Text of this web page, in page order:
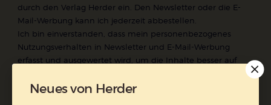
durch den Verlag Herder ein. Den Newsletter oder die E-
Mail-Werbung kann ich jederzeit abbestellen.
Ich bin einverstanden, dass mein personenbezogenes
Nutzungsverhalten in Newsletter und E-Mail-Werbung
erfasst und ausgewertet wird, um die Inhalte besser auf
Newsletter oder E-Mail kann ich diese Funktion jederzeit
Neues von Herder